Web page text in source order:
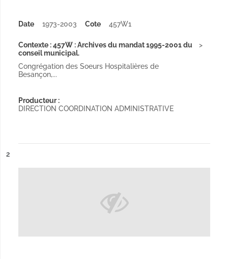
Date 1973-2003 Cote 457W1
Contexte : 457W : Archives du mandat 1995-2001 du
conseil municipal.
Congrégation des Soeurs Hospitalières de
Besançon,...
Producteur :
DIRECTION COORDINATION ADMINISTRATIVE
n°
2